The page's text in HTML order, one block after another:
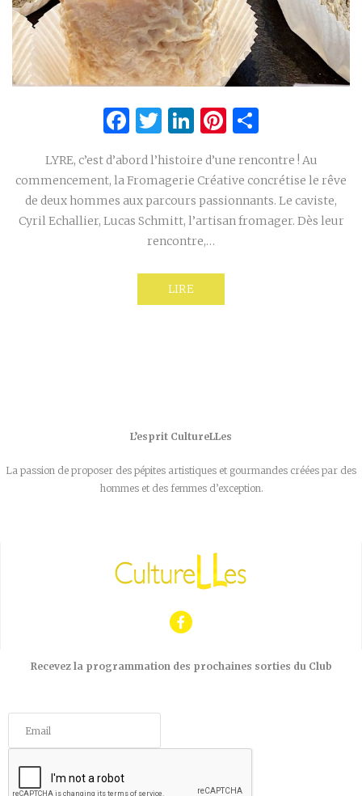
Facebook
Twitter
LinkedIn
Pinterest
LYRE, c’est d’abord l’histoire d’une rencontre ! Au
commencement, la Fromagerie Créative concrétise le rêve
de deux hommes aux parcours passionnants. Le caviste,
Cyril Echallier, Lucas Schmitt, l’artisan fromager. Dès leur
rencontre,…
LIRE
L’esprit CultureLLes
La passion de proposer des pépites artistiques et gourmandes créées par des
hommes et des femmes d’exception.
Recevez la programmation des prochaines sorties du Club